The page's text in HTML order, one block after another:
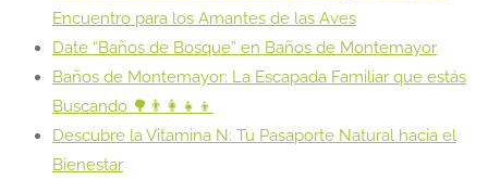
Encuentro para los Amantes de las Aves
Date “Baños de Bosque” en Baños de Montemayor
Baños de Montemayor: La Escapada Familiar que estás
Buscando 🌳👨‍👩‍👧‍👦
Descubre la Vitamina N: Tu Pasaporte Natural hacia el
Bienestar